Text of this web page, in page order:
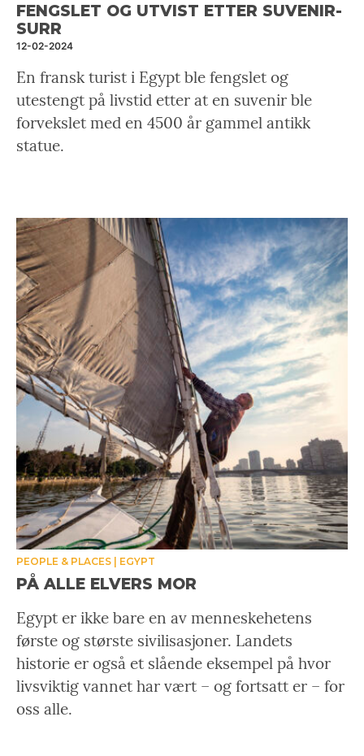
FENGSLET OG UTVIST ETTER SUVENIR-
SURR
12-02-2024
En fransk turist i Egypt ble fengslet og
utestengt på livstid etter at en suvenir ble
forvekslet med en 4500 år gammel antikk
statue.
PEOPLE & PLACES EGYPT
PÅ ALLE ELVERS MOR
Egypt er ikke bare en av menneskehetens
første og største sivilisasjoner. Landets
historie er også et slående eksempel på hvor
livsviktig vannet har vært – og fortsatt er – for
oss alle.